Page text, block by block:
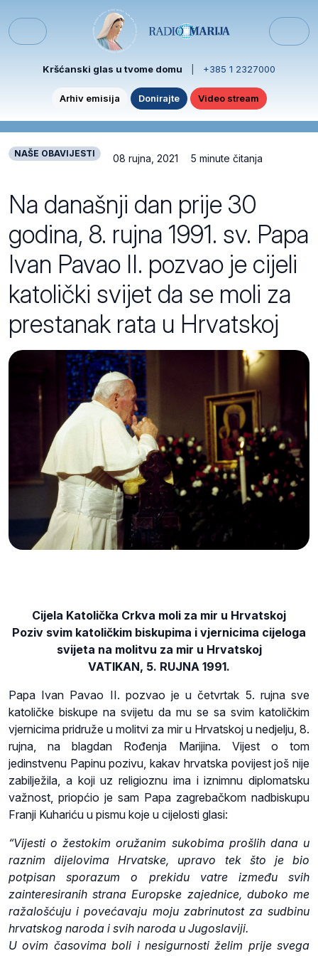
Menu
Kršćanski glas u tvome domu +385 1 2327000
Arhiv emisija Donirajte Video stream
NAŠE OBAVIJESTI 08 rujna, 2021 5 minute čitanja
Na današnji dan prije 30
godina, 8. rujna 1991. sv. Papa
Ivan Pavao II. pozvao je cijeli
katolički svijet da se moli za
prestanak rata u Hrvatskoj
Cijela Katolička Crkva moli za mir u Hrvatskoj
Poziv svim katoličkim biskupima i vjernicima cijeloga
svijeta na molitvu za mir u Hrvatskoj
VATIKAN, 5. RUJNA 1991.
Papa Ivan Pavao II. pozvao je u četvrtak 5. rujna sve
katoličke biskupe na svijetu da mu se sa svim katoličkim
vjernicima pridruže u molitvi za mir u Hrvatskoj u nedjelju, 8.
rujna, na blagdan Rođenja Marijina. Vijest o tom
jedinstvenu Papinu pozivu, kakav hrvatska povijest još nije
zabilježila, a koji uz religioznu ima i iznimnu diplomatsku
važnost, priopćio je sam Papa zagrebačkom nadbiskupu
Franji Kuhariću u pismu koje u cijelosti glasi:
“Vijesti o žestokim oružanim sukobima prošlih dana u
raznim dijelovima Hrvatske, upravo tek što je bio
potpisan sporazum o prekidu vatre između svih
zainteresiranih strana Europske zajednice, duboko me
ražalošćuju i povećavaju moju zabrinutost za sudbinu
hrvatskog naroda i svih naroda u Jugoslaviji.
U ovim časovima boli i nesigurnosti želim prije svega